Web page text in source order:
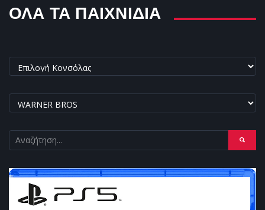
ΟΛΑ ΤΑ ΠΑΙΧΝΙΔΙΑ